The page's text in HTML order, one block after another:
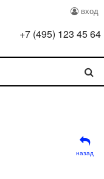
вход
+7 (495) 123 45 64
назад